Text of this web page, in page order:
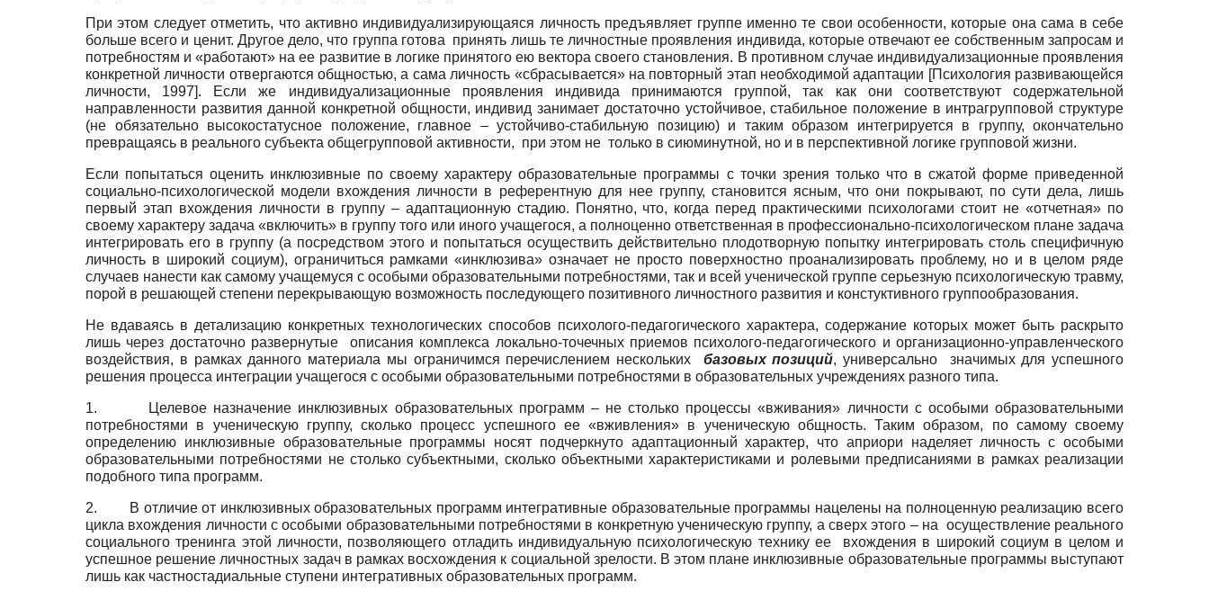
При этом следует отметить, что активно индивидуализирующаяся личность предъявляет группе именно те свои особенности, которые она сама в себе
больше всего и ценит. Другое дело, что группа готова принять лишь те личностные проявления индивида, которые отвечают ее собственным запросам и
потребностям и «работают» на ее развитие в логике принятого ею вектора своего становления. В противном случае индивидуализационные проявления
конкретной личности отвергаются общностью, а сама личность «сбрасывается» на повторный этап необходимой адаптации [Психология развивающейся
личности, 1997]. Если же индивидуализационные проявления индивида принимаются группой, так как они соответствуют содержательной
направленности развития данной конкретной общности, индивид занимает достаточно устойчивое, стабильное положение в интрагрупповой структуре
(не обязательно высокостатусное положение, главное – устойчиво-стабильную позицию) и таким образом интегрируется в группу, окончательно
превращаясь в реального субъекта общегрупповой активности, при этом не только в сиюминутной, но и в перспективной логике групповой жизни.
Если попытаться оценить инклюзивные по своему характеру образовательные программы с точки зрения только что в сжатой форме приведенной
социально-психологической модели вхождения личности в референтную для нее группу, становится ясным, что они покрывают, по сути дела, лишь
первый этап вхождения личности в группу – адаптационную стадию. Понятно, что, когда перед практическими психологами стоит не «отчетная» по
своему характеру задача «включить» в группу того или иного учащегося, а полноценно ответственная в профессионально-психологическом плане задача
интегрировать его в группу (а посредством этого и попытаться осуществить действительно плодотворную попытку интегрировать столь специфичную
личность в широкий социум), ограничиться рамками «инклюзива» означает не просто поверхностно проанализировать проблему, но и в целом ряде
случаев нанести как самому учащемуся с особыми образовательными потребностями, так и всей ученической группе серьезную психологическую травму,
порой в решающей степени перекрывающую возможность последующего позитивного личностного развития и констуктивного группообразования.
Не вдаваясь в детализацию конкретных технологических способов психолого-педагогического характера, содержание которых может быть раскрыто
лишь через достаточно развернутые описания комплекса локально-точечных приемов психолого-педагогического и организационно-управленческого
воздействия, в рамках данного материала мы ограничимся перечислением нескольких базовых позиций, универсально значимых для успешного
решения процесса интеграции учащегося с особыми образовательными потребностями в образовательных учреждениях разного типа.
1. Целевое назначение инклюзивных образовательных программ – не столько процессы «вживания» личности с особыми образовательными
потребностями в ученическую группу, сколько процесс успешного ее «вживления» в ученическую общность. Таким образом, по самому своему
определению инклюзивные образовательные программы носят подчеркнуто адаптационный характер, что априори наделяет личность с особыми
образовательными потребностями не столько субъектными, сколько объектными характеристиками и ролевыми предписаниями в рамках реализации
подобного типа программ.
2. В отличие от инклюзивных образовательных программ интегративные образовательные программы нацелены на полноценную реализацию всего
цикла вхождения личности с особыми образовательными потребностями в конкретную ученическую группу, а сверх этого – на осуществление реального
социального тренинга этой личности, позволяющего отладить индивидуальную психологическую технику ее вхождения в широкий социум в целом и
успешное решение личностных задач в рамках восхождения к социальной зрелости. В этом плане инклюзивные образовательные программы выступают
лишь как частностадиальные ступени интегративных образовательных программ.